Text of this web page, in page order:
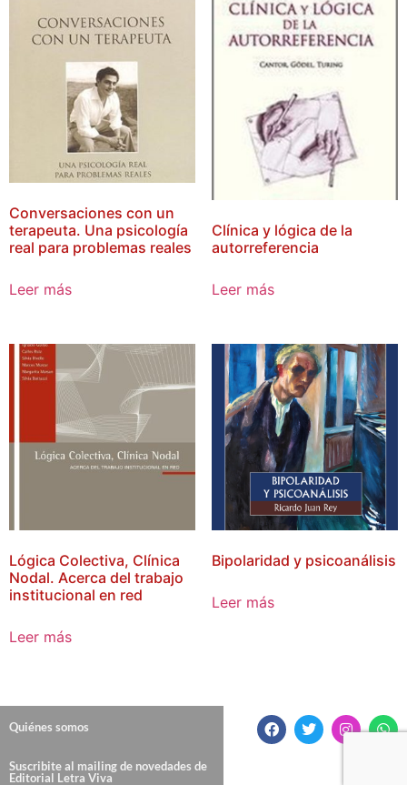
Conversaciones con un
terapeuta. Una psicología
real para problemas reales
Leer más
Clínica y lógica de la
autorreferencia
Leer más
Lógica Colectiva, Clínica
Nodal. Acerca del trabajo
institucional en red
Leer más
Bipolaridad y psicoanálisis
Leer más
Quiénes somos
Suscribite al mailing de novedades de
Editorial Letra Viva